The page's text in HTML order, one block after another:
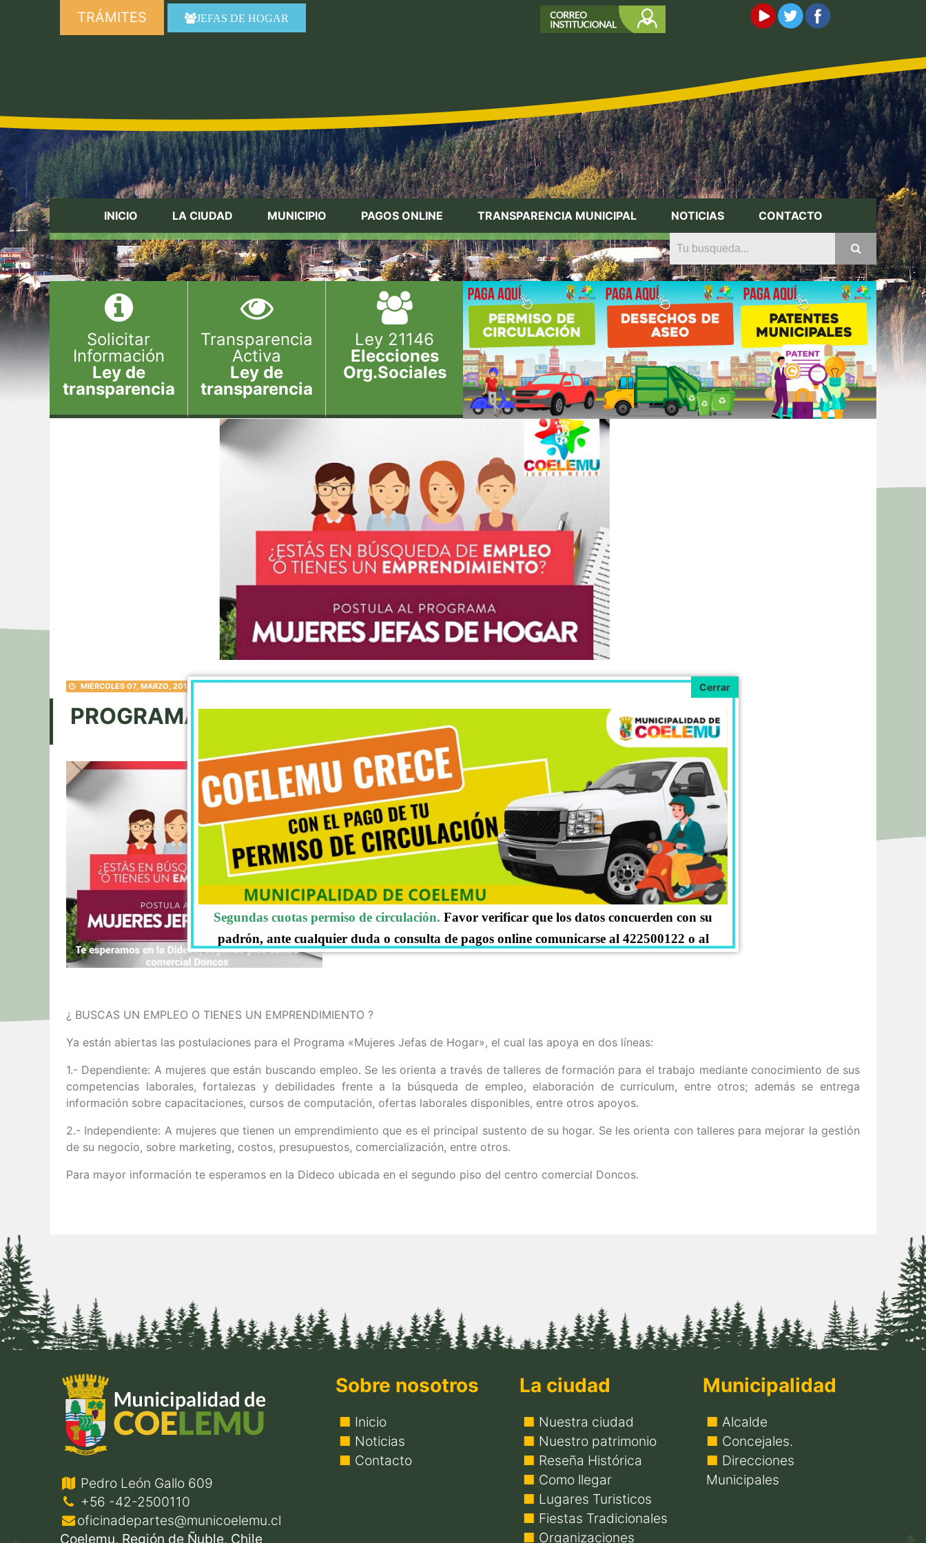
TRÁMITES JEFAS DE HOGAR
INICIO LA CIUDAD MUNICIPIO PAGOS ONLINE TRANSPARENCIA MUNICIPAL NOTICIAS CONTACTO
Solicitar
Información
Ley de
transparencia
Transparencia
Activa
Ley de
transparencia
Ley 21146
Elecciones
Org.Sociales
MIÉRCOLES 07, MARZO, 2018
PROGRAMA «MUJERES JEFAS DE HOGAR»
¿ BUSCAS UN EMPLEO O TIENES UN EMPRENDIMIENTO ?
Ya están abiertas las postulaciones para el Programa «Mujeres Jefas de Hogar», el cual las apoya en dos líneas:
1.- Dependiente: A mujeres que están buscando empleo. Se les orienta a través de talleres de formación para el trabajo mediante conocimiento de sus
competencias laborales, fortalezas y debilidades frente a la búsqueda de empleo, elaboración de curriculum, entre otros; además se entrega
información sobre capacitaciones, cursos de computación, ofertas laborales disponibles, entre otros apoyos.
2.- Independiente: A mujeres que tienen un emprendimiento que es el principal sustento de su hogar. Se les orienta con talleres para mejorar la gestión
de su negocio, sobre marketing, costos, presupuestos, comercialización, entre otros.
Para mayor información te esperamos en la Dideco ubicada en el segundo piso del centro comercial Doncos.
Pedro León Gallo 609
+56 -42-2500110
oficinadepartes@municoelemu.cl
Coelemu, Región de Ñuble, Chile
Sobre nosotros
Inicio
Noticias
Contacto
La ciudad
Nuestra ciudad
Nuestro patrimonio
Reseña Histórica
Como llegar
Lugares Turisticos
Fiestas Tradicionales
Organizaciones
Municipalidad
Alcalde
Concejales.
Direcciones
Municipales
Segundas cuotas permiso de circulación. Favor verificar que los datos concuerden con su
padrón, ante cualquier duda o consulta de pagos online comunicarse al 422500122 o al